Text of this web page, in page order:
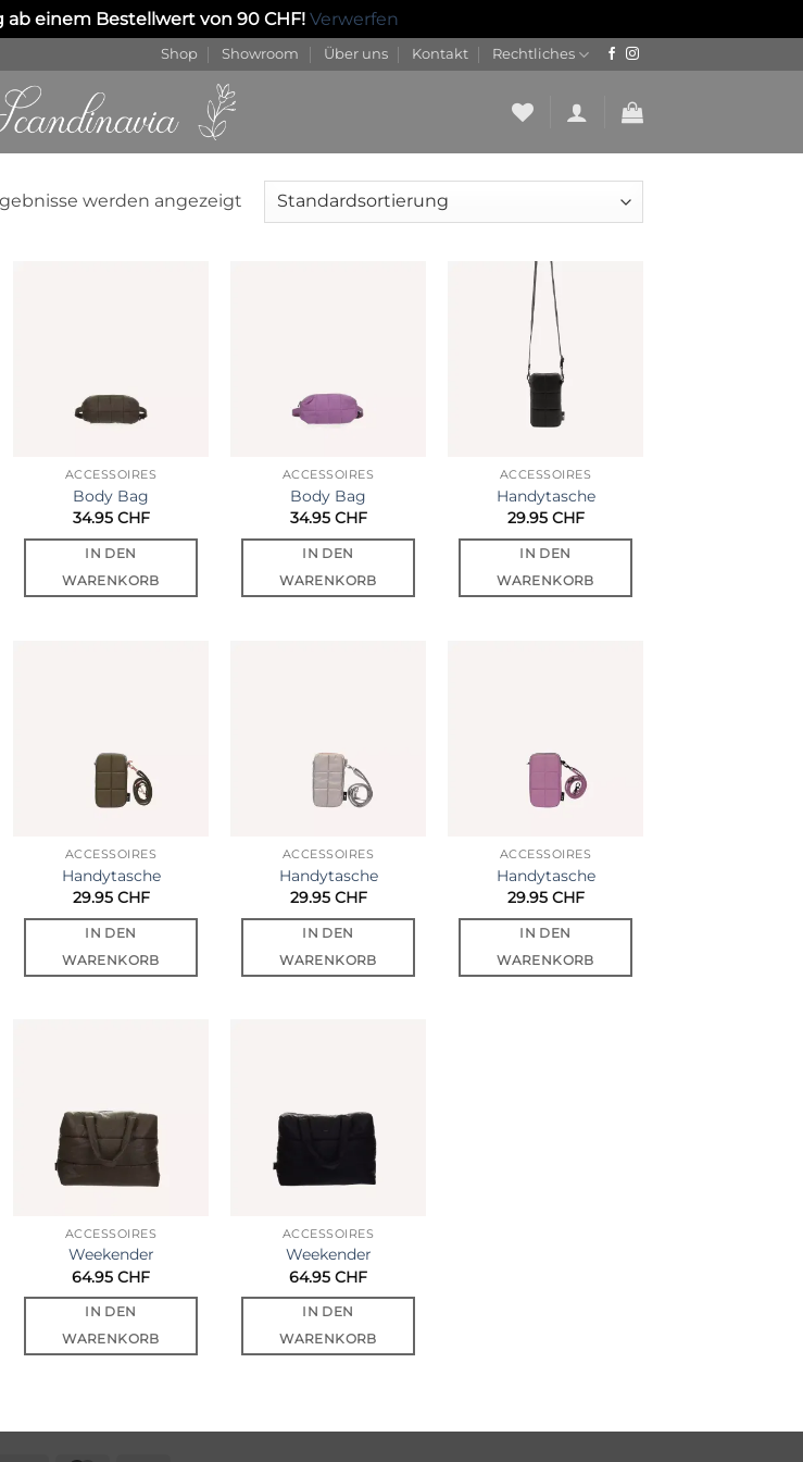
einem Bestellwert von 90 CHF! Verwerfen
Shop Showroom Über uns Kontakt Rechtliches
werden angezeigt
ACCESSOIRES
Body Bag
34.95 CHF
IN DEN
WARENKORB
ACCESSOIRES
Body Bag
34.95 CHF
IN DEN
WARENKORB
Wunschliste
ACCESSOIRES
Handytasche
29.95 CHF
IN DEN
WARENKORB
ACCESSOIRES
Handytasche
29.95 CHF
IN DEN
WARENKORB
ACCESSOIRES
Handytasche
29.95 CHF
IN DEN
WARENKORB
ACCESSOIRES
Handytasche
29.95 CHF
IN DEN
WARENKORB
ACCESSOIRES
Weekender
64.95 CHF
IN DEN
WARENKORB
ACCESSOIRES
Weekender
64.95 CHF
IN DEN
WARENKORB